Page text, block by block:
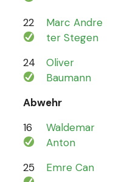
22
Marc Andre
ter Stegen
24
Oliver
Baumann
Abwehr
16
Waldemar
Anton
25 Emre Can